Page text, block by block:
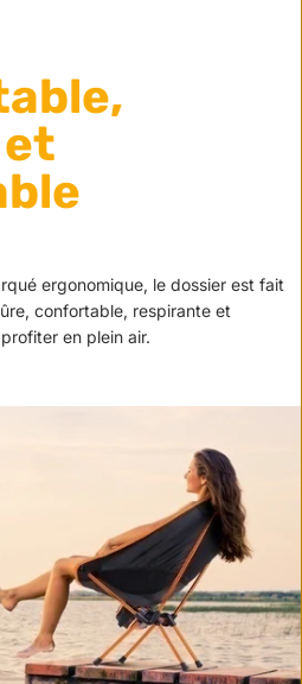
ergonomique, le dossier est fait
confortable, respirante et
en plein air.